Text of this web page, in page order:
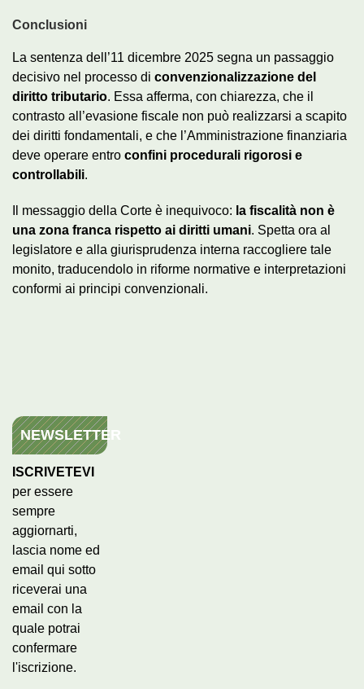
Conclusioni
La sentenza dell’11 dicembre 2025 segna un passaggio
decisivo nel processo di convenzionalizzazione del
diritto tributario. Essa afferma, con chiarezza, che il
contrasto all’evasione fiscale non può realizzarsi a scapito
dei diritti fondamentali, e che l’Amministrazione finanziaria
deve operare entro confini procedurali rigorosi e
controllabili.
Il messaggio della Corte è inequivoco: la fiscalità non è
una zona franca rispetto ai diritti umani. Spetta ora al
legislatore e alla giurisprudenza interna raccogliere tale
monito, traducendolo in riforme normative e interpretazioni
conformi ai principi convenzionali.
NEWSLETTER
ISCRIVETEVI
per essere
sempre
aggiornarti,
lascia nome ed
email qui sotto
riceverai una
email con la
quale potrai
confermare
l'iscrizione.